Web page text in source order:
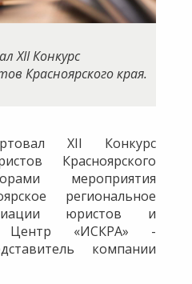
XII Конкурс
Красноярского края.
XII Конкурс
Красноярского
мероприятия
региональное
юристов и
Центр «ИСКРА» -
компании